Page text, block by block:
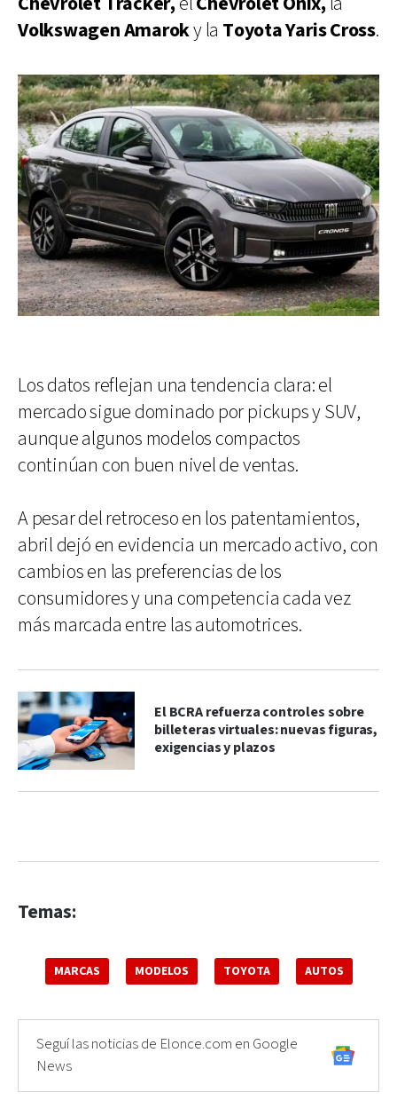
Volkswagen Amaroky la Toyota Yaris Cross.
Los datos reflejan una tendencia clara: el
mercado sigue dominado por pickups y SUV,
aunque algunos modelos compactos
continúan con buen nivel de ventas.
A pesar del retroceso en los patentamientos,
abril dejó en evidencia un mercado activo, con
cambios en las preferencias de los
consumidores y una competencia cada vez
más marcada entre las automotrices.
El BCRA refuerza controles sobre
billeteras virtuales: nuevas figuras,
exigencias y plazos
Temas:
MARCAS MODELOS TOYOTA AUTOS
Seguí las noticias de Elonce.com en Google
News